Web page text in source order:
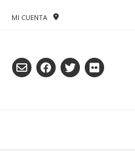
MI CUENTA